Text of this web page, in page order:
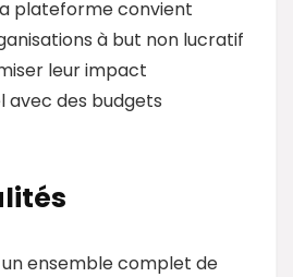
plateforme convient
à but non lucratif
leur impact
des budgets
ensemble complet de